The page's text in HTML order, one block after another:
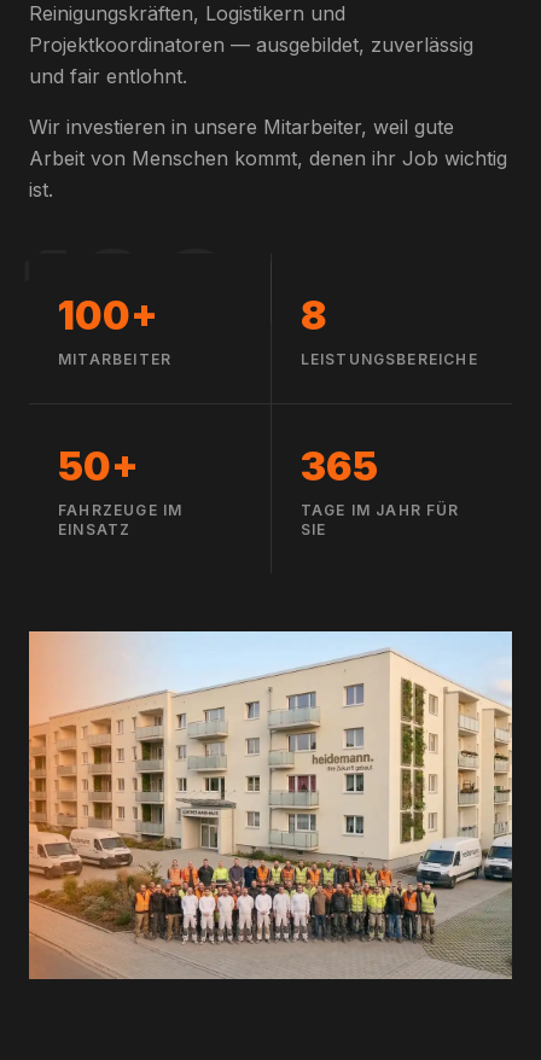
Reinigungskräften, Logistikern und
Projektkoordinatoren — ausgebildet, zuverlässig
und fair entlohnt.
Wir investieren in unsere Mitarbeiter, weil gute
Arbeit von Menschen kommt, denen ihr Job wichtig
ist.
100+
100+
MITARBEITER
8
LEISTUNGSBEREICHE
50+
FAHRZEUGE IM
EINSATZ
365
TAGE IM JAHR FÜR
SIE